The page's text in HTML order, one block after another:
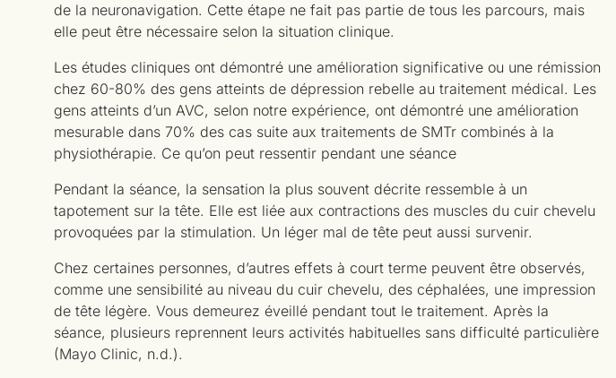
de la neuronavigation. Cette étape ne fait pas partie de tous les parcours, mais
elle peut être nécessaire selon la situation clinique.
Les études cliniques ont démontré une amélioration significative ou une rémission
chez 60-80% des gens atteints de dépression rebelle au traitement médical. Les
gens atteints d’un AVC, selon notre expérience, ont démontré une amélioration
mesurable dans 70% des cas suite aux traitements de SMTr combinés à la
physiothérapie. Ce qu’on peut ressentir pendant une séance
Pendant la séance, la sensation la plus souvent décrite ressemble à un
tapotement sur la tête. Elle est liée aux contractions des muscles du cuir chevelu
provoquées par la stimulation. Un léger mal de tête peut aussi survenir.
Chez certaines personnes, d’autres effets à court terme peuvent être observés,
comme une sensibilité au niveau du cuir chevelu, des céphalées, une impression
de tête légère. Vous demeurez éveillé pendant tout le traitement. Après la
séance, plusieurs reprennent leurs activités habituelles sans difficulté particulière
(Mayo Clinic, n.d.).